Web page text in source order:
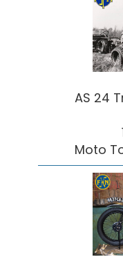
AS 24
Moto